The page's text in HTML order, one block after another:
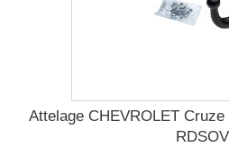
Attelage CHEVROLET
RDSOV